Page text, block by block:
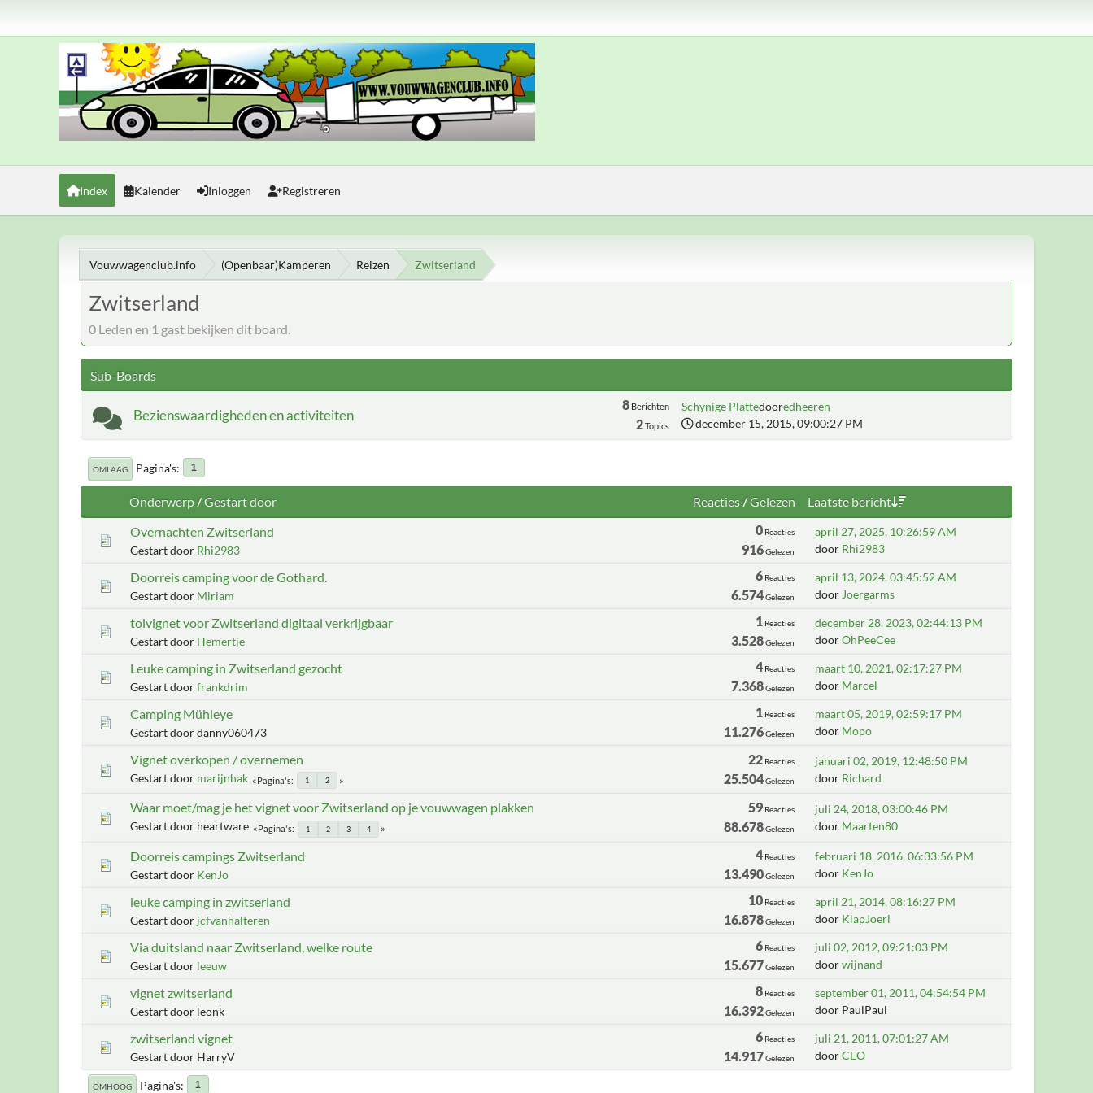
Index Kalender Inloggen Registreren
Vouwwagenclub.info (Openbaar)Kamperen Reizen Zwitserland
Zwitserland
0 Leden en 1 gast bekijken dit board.
Sub-Boards
Bezienswaardigheden en activiteiten
8Berichten
2Topics
Schynige Plattedooredheeren
december 15, 2015, 09:00:27 PM
OMLAAG Pagina's 1
Onderwerp/Gestart door Reacties/Gelezen
Laatste bericht
Overnachten Zwitserland
Gestart door Rhi2983
0 Reacties
916Gelezen
april 27, 2025, 10:26:59 AM
door Rhi2983
Doorreis camping voor de Gothard.
Gestart door Miriam
6 Reacties
6.574Gelezen
april 13, 2024, 03:45:52 AM
door Joergarms
tolvignet voor Zwitserland digitaal verkrijgbaar
Gestart door Hemertje
1 Reacties
3.528Gelezen
december 28, 2023, 02:44:13 PM
doorOhPeeCee
Leuke camping in Zwitserland gezocht
Gestart doorfrankdrim
4 Reacties
7.368Gelezen
maart 10, 2021, 02:17:27 PM
door Marcel
Camping Mühleye
Gestart door danny060473
1 Reacties
11.276Gelezen
maart 05, 2019, 02:59:17 PM
door Mopo
Vignet overkopen / overnemen
Gestart door marijnhak Pagina's 1 2
22 Reacties
25.504Gelezen
januari 02, 2019, 12:48:50 PM
door Richard
Waar moet/mag je het vignet voor Zwitserland op je vouwwagen plakken
Gestart door heartware Pagina's 1 2 3 4
59 Reacties
88.678Gelezen
juli 24, 2018, 03:00:46 PM
door Maarten80
Doorreis campings Zwitserland
Gestart door KenJo
4 Reacties
13.490Gelezen
februari 18, 2016, 06:33:56 PM
door KenJo
leuke camping in zwitserland
Gestart door jcfvanhalteren
10 Reacties
16.878Gelezen
april 21, 2014, 08:16:27 PM
door KlapJoeri
Via duitsland naar Zwitserland, welke route
Gestart door leeuw
6 Reacties
15.677Gelezen
juli 02, 2012, 09:21:03 PM
doorwijnand
vignet zwitserland
Gestart door leonk
8 Reacties
16.392Gelezen
september 01, 2011, 04:54:54 PM
door PaulPaul
zwitserland vignet
Gestart door HarryV
6 Reacties
14.917Gelezen
juli 21, 2011, 07:01:27 AM
doorCEO
OMHOOG Pagina's 1